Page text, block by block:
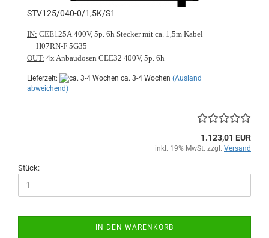
STV125/040-0/1,5K/S1
IN: CEE125A 400V, 5p. 6h Stecker mit ca. 1,5m Kabel
H07RN-F 5G35
OUT: 4x Anbaudosen CEE32 400V, 5p. 6h
Lieferzeit: ca. 3-4 Wochen (Ausland
abweichend)
1.123,01 EUR
inkl. 19% MwSt. zzgl. Versand
Stück:
IN DEN WARENKORB